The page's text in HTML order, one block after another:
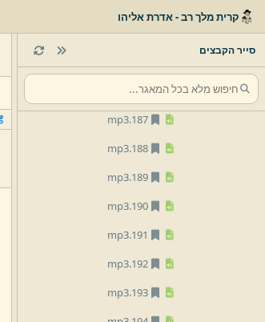
קרית מלך רב - אדרת אליהו
סייר הקבצים
184.
mp3
186.
187.
mp3
188.
mp3
189.
mp3
190.
mp3
191.
mp3
192.
mp3
193.
mp3